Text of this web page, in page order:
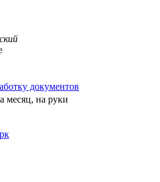
документов
месяц, на руки